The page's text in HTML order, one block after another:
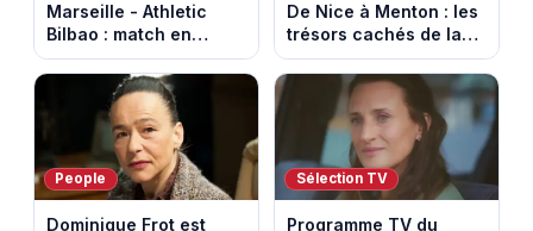
Marseille - Athletic
Bilbao : match en
direct sur Ligue 1+ à
17h30 (amical du 9
août 2026)
De Nice à Menton : les
trésors cachés de la
French Riviera dévoilés
dans les 100 lieux qu'il
faut voir
People
Dominique Frot est
Sélection TV
Programme TV du